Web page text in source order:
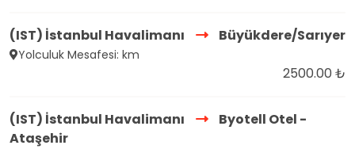
(IST) İstanbul Havalimanı Büyükdere/Sarıyer
Yolculuk Mesafesi: km
2500.00 ₺
(IST) İstanbul Havalimanı
Byotell Otel -
Ataşehir